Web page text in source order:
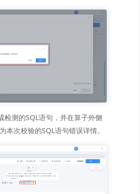
测的SQL语句，并在算子外侧
本次校验的SQL语句错误详情。